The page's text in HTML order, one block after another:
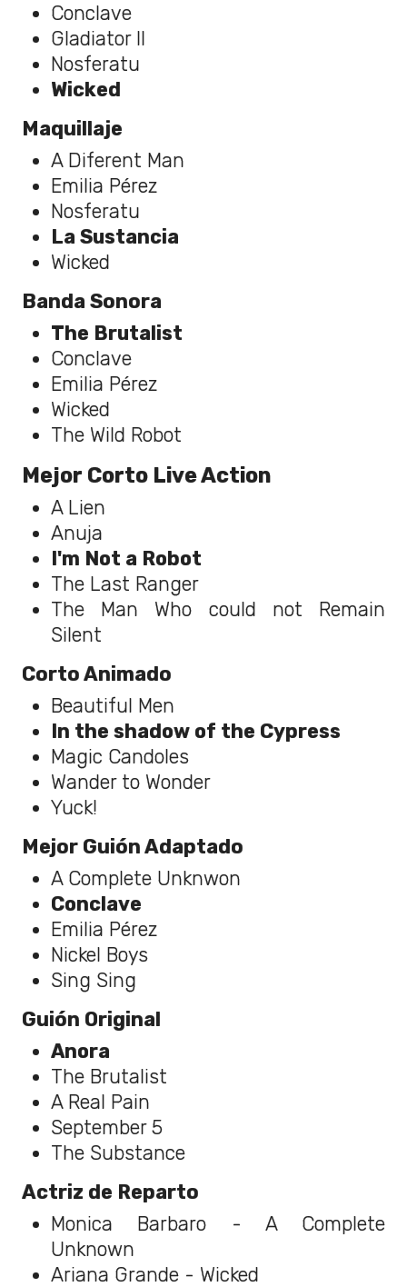
Conclave
Gladiator II
Nosferatu
Wicked
Maquillaje
A Diferent Man
Emilia Pérez
Nosferatu
La Sustancia
Wicked
Banda Sonora
The Brutalist
Conclave
Emilia Pérez
Wicked
The Wild Robot
Mejor Corto Live Action
A Lien
Anuja
I'm Not a Robot
The Last Ranger
The Man Who could not Remain
Silent
Corto Animado
Beautiful Men
In the shadow of the Cypress
Magic Candoles
Wander to Wonder
Yuck!
Mejor Guión Adaptado
A Complete Unknwon
Conclave
Emilia Pérez
Nickel Boys
Sing Sing
Guión Original
Anora
The Brutalist
A Real Pain
September 5
The Substance
Actriz de Reparto
Monica Barbaro - A Complete
Unknown
Ariana Grande - Wicked